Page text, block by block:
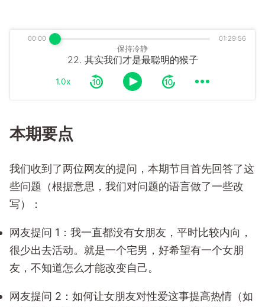
保持冷静
22. 其实我们才是最聪明的猴子
1.0x
00:00 01:29:56
本期要点
我们收到了两位网友的提问，本期节目首先回答了这
些问题（根据意思，我们对问题的语言做了一些改
写）：
网友提问 1：我一直都没有女朋友，平时比较内向，
很少出去活动。就是一个宅男，好希望有一个女朋
友，不知道怎么才能改变自己。
网友提问 2：如何让女朋友对性爱这事提高热情（如